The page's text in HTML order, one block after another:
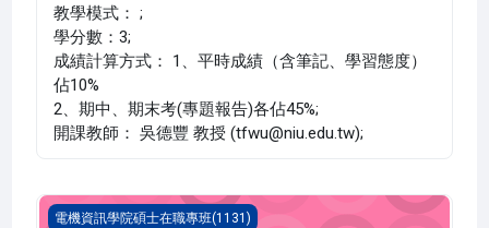
教學模式： ;
學分數：3;
成績計算方式： 1、平時成績（含筆記、學習態度）
佔10%
2、期中、期末考(專題報告)各佔45%;
開課教師： 吳德豐 教授 (tfwu@niu.edu.tw);
調適信號處理(1131_P4EC000037A)
電機資訊學院碩士在職專班(1131)